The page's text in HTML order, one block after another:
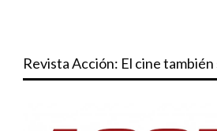
Revista Acción: El cine también